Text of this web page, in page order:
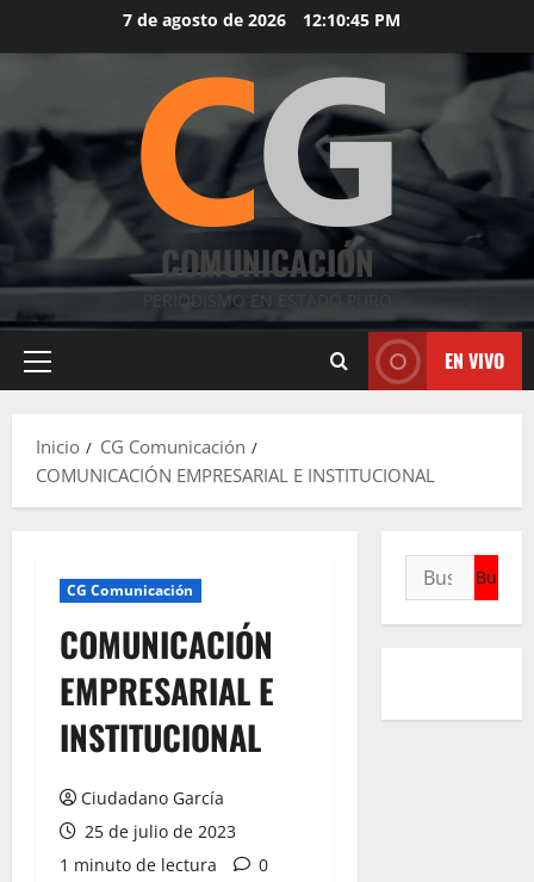
7 de agosto de 2026 12:10:46 PM
COMUNICACIÓN
PERIODISMO EN ESTADO PURO
Menú
EN VIVO
Inicio
CG Comunicación
COMUNICACIÓN EMPRESARIAL E INSTITUCIONAL
CG Comunicación
COMUNICACIÓN
EMPRESARIAL E
INSTITUCIONAL
Ciudadano García
25 de julio de 2023
1 minuto de lectura
0
Buscar: